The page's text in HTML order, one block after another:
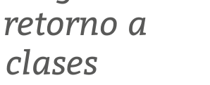
a
clases